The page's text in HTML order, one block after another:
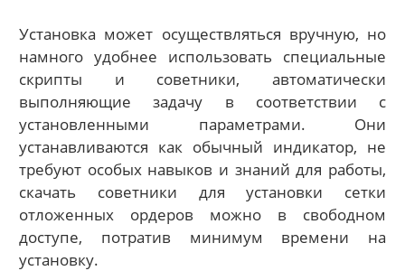
Установка может осуществляться вручную, но
намного удобнее использовать специальные
скрипты и советники, автоматически
выполняющие задачу в соответствии с
установленными параметрами. Они
устанавливаются как обычный индикатор, не
требуют особых навыков и знаний для работы,
скачать советники для установки сетки
отложенных ордеров можно в свободном
доступе, потратив минимум времени на
установку.